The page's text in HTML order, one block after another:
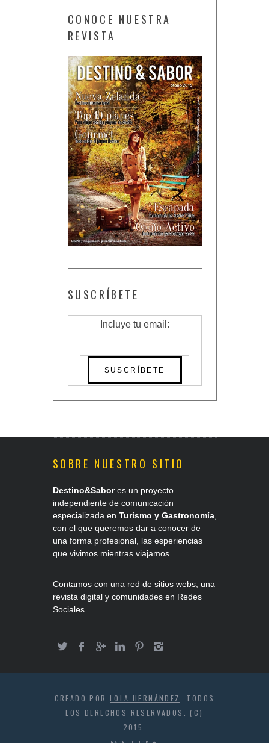
CONOCE NUESTRA
REVISTA
SUSCRÍBETE
Incluye tu email:
SOBRE NUESTRO SITIO
Destino&Sabores un proyecto
independiente de comunicación
especializada en Turismo y Gastronomía,
con el que queremos dar a conocer de
una forma profesional, las esperiencias
que vivimos mientras viajamos.
Contamos con una red de sitios webs, una
revista digital y comunidades en Redes
Sociales.
CREADO POR LOLA HERNÁNDEZ
. TODOS
LOS DERECHOS RESERVADOS. (C)
2015.